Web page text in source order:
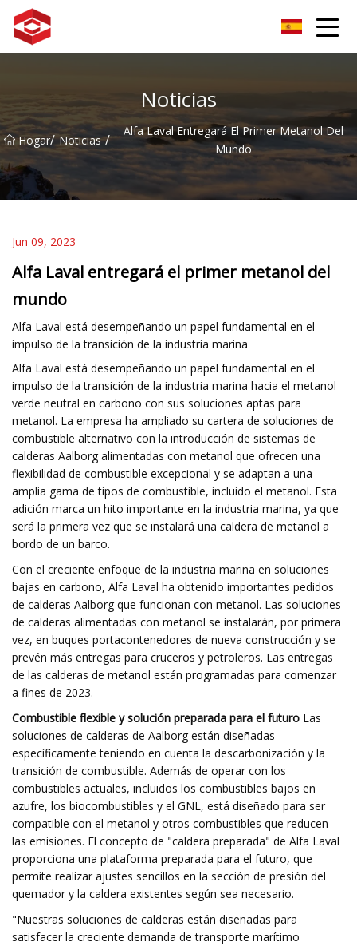
Noticias
Hogar/ Noticias /
Alfa Laval Entregará El Primer Metanol Del
Mundo
Jun 09, 2023
Alfa Laval entregará el primer metanol del
mundo
Alfa Laval está desempeñando un papel fundamental en el
impulso de la transición de la industria marina
Alfa Laval está desempeñando un papel fundamental en el
impulso de la transición de la industria marina hacia el metanol
verde neutral en carbono con sus soluciones aptas para
metanol. La empresa ha ampliado su cartera de soluciones de
combustible alternativo con la introducción de sistemas de
calderas Aalborg alimentadas con metanol que ofrecen una
flexibilidad de combustible excepcional y se adaptan a una
amplia gama de tipos de combustible, incluido el metanol. Esta
adición marca un hito importante en la industria marina, ya que
será la primera vez que se instalará una caldera de metanol a
bordo de un barco.
Con el creciente enfoque de la industria marina en soluciones
bajas en carbono, Alfa Laval ha obtenido importantes pedidos
de calderas Aalborg que funcionan con metanol. Las soluciones
de calderas alimentadas con metanol se instalarán, por primera
vez, en buques portacontenedores de nueva construcción y se
prevén más entregas para cruceros y petroleros. Las entregas
de las calderas de metanol están programadas para comenzar
a fines de 2023.
Combustible flexible y solución preparada para el futuro Las
soluciones de calderas de Aalborg están diseñadas
específicamente teniendo en cuenta la descarbonización y la
transición de combustible. Además de operar con los
combustibles actuales, incluidos los combustibles bajos en
azufre, los biocombustibles y el GNL, está diseñado para ser
compatible con el metanol y otros combustibles que reducen
las emisiones. El concepto de "caldera preparada" de Alfa Laval
proporciona una plataforma preparada para el futuro, que
permite realizar ajustes sencillos en la sección de presión del
quemador y la caldera existentes según sea necesario.
"Nuestras soluciones de calderas están diseñadas para
satisfacer la creciente demanda de transporte marítimo